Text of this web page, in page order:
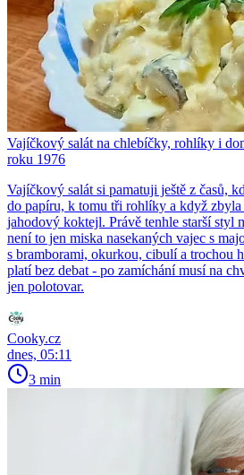
Vajíčkový salát na chlebíčky, rohlíky i
roku 1976
Vajíčkový salát si pamatuji ještě z časů,
do papíru, k tomu tři rohlíky a když
jahodový koktejl. Právě tenhle starší styl
není to jen miska nasekaných vajec s
s bramborami, okurkou, cibulí a trochou
platí bez debat - po zamíchání musí na
jen polotovar.
Cooky.cz
dnes, 05:11
3 min